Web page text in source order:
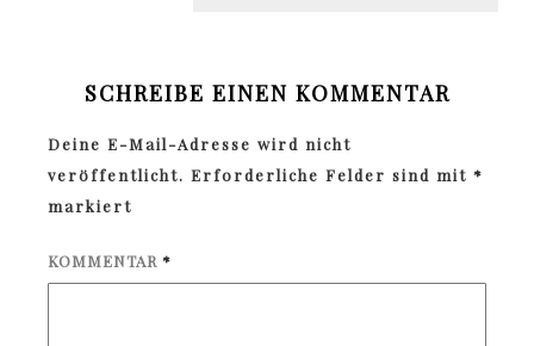
SCHREIBE EINEN KOMMENTAR
Deine E-Mail-Adresse wird nicht
veröffentlicht. Erforderliche Felder sind mit *
markiert
KOMMENTAR *